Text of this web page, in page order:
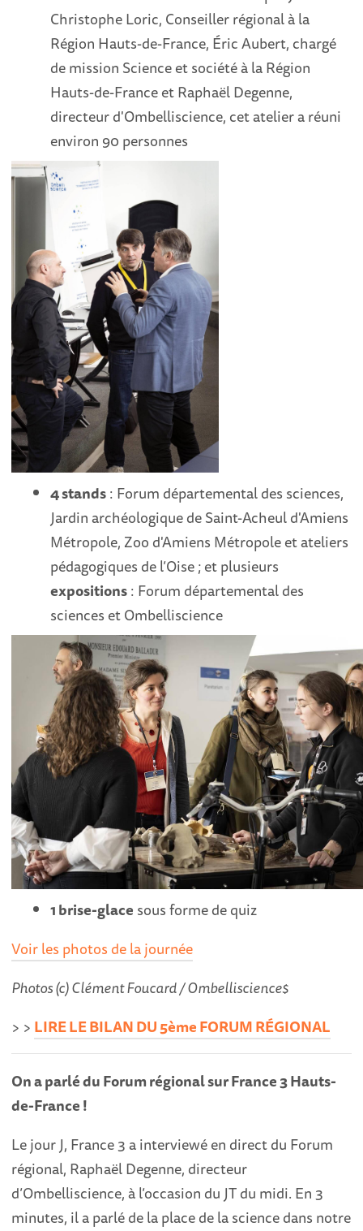
Christophe Loric, Conseiller régional à la
Région Hauts-de-France, Éric Aubert, chargé
de mission Science et société à la Région
Hauts-de-France et Raphaël Degenne,
directeur d'Ombelliscience, cet atelier a réuni
environ 90 personnes
4 stands: Forum départemental des sciences,
Jardin archéologique de Saint-Acheul d'Amiens
Métropole, Zoo d'Amiens Métropole et ateliers
pédagogiques de l’Oise ; et plusieurs
expositions: Forum départemental des
sciences et Ombelliscience
1 brise-glace sous forme de quiz
Voir les photos de la journée
Photos (c) Clément Foucard / Ombelliscience$
> > LIRE LE BILAN DU 5ème FORUM RÉGIONAL
On a parlé du Forum régional sur France 3 Hauts-
de-France !
Le jour J, France 3 a interviewé en direct du Forum
régional, Raphaël Degenne, directeur
d’Ombelliscience, à l’occasion du JT du midi. En 3
minutes, il a parlé de la place de la science dans notre